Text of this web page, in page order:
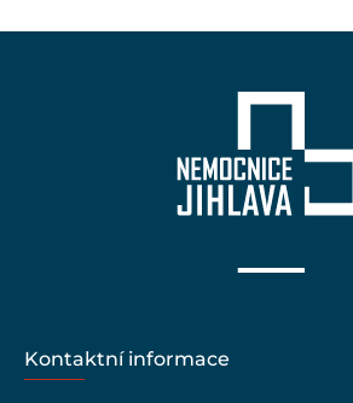
Kontaktní informace